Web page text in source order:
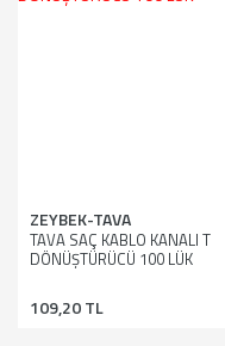
ZEYBEK-TAVA
TAVA SAÇ KABLO KANALI T
DÖNÜŞTÜRÜCÜ 100 LÜK
109,20 TL